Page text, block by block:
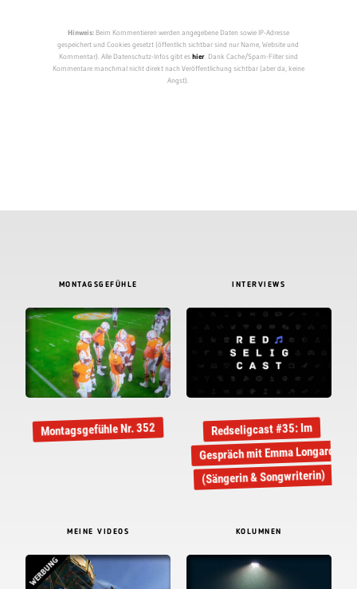
Hinweis:Beim Kommentieren werden angegebene Daten sowie IP-Adresse
gespeichert und Cookies gesetzt (öffentlich sichtbar sind nur Name, Website und
Kommentar). Alle Datenschutz-Infos gibt eshier. Dank Cache/Spam-Filter sind
Kommentare manchmal nicht direkt nach Veröffentlichung sichtbar (aber da, keine
Angst).
MONTAGSGEFÜHLE
Montagsgefühle Nr. 352
INTERVIEWS
Redseligcast #35: Im
Gespräch mit Emma Longard
(Sängerin & Songwriterin)
MEINE VIDEOS
WERBUNG
KOLUMNEN